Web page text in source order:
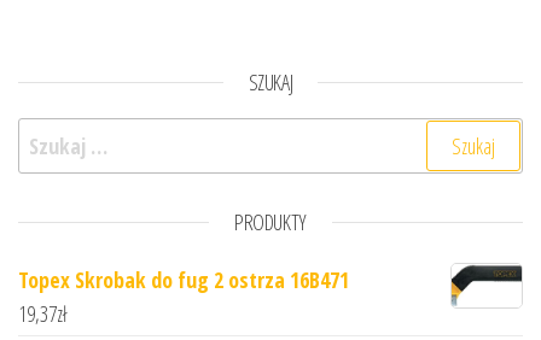
SZUKAJ
Szukaj:
PRODUKTY
Topex Skrobak do fug 2 ostrza 16B471
19,37zł